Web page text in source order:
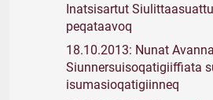
Inatsisartut
peqataavoq
18.10.2013: Nunat
Siunnersuisoqatigiiffiata
isumasioqatigiinneq